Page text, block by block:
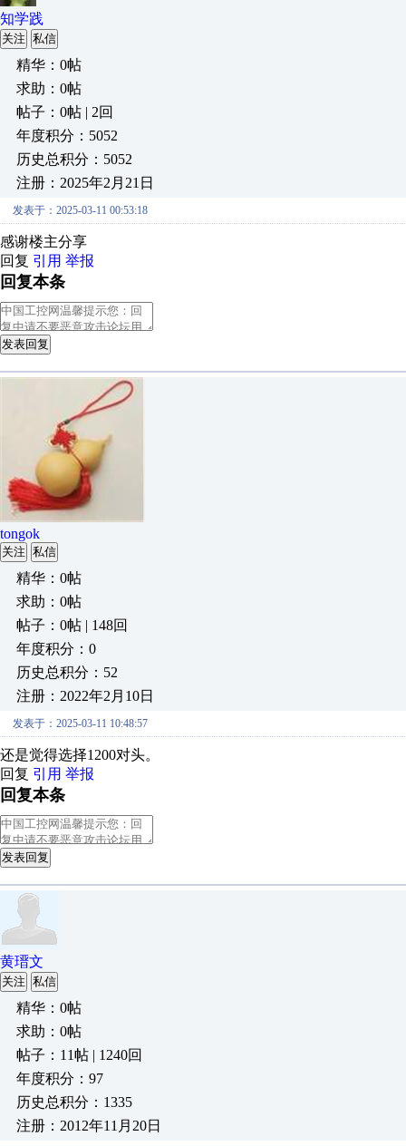
知学践
关注 私信
精华：0帖
求助：0帖
帖子：0帖 | 2回
年度积分：5052
历史总积分：5052
注册：2025年2月21日
发表于：2025-03-11 00:53:18
感谢楼主分享
回复 引用 举报
回复本条
发表回复
tongok
关注 私信
精华：0帖
求助：0帖
帖子：0帖 | 148回
年度积分：0
历史总积分：52
注册：2022年2月10日
发表于：2025-03-11 10:48:57
还是觉得选择1200对头。
回复 引用 举报
回复本条
发表回复
黄瑨文
关注 私信
精华：0帖
求助：0帖
帖子：11帖 | 1240回
年度积分：97
历史总积分：1335
注册：2012年11月20日